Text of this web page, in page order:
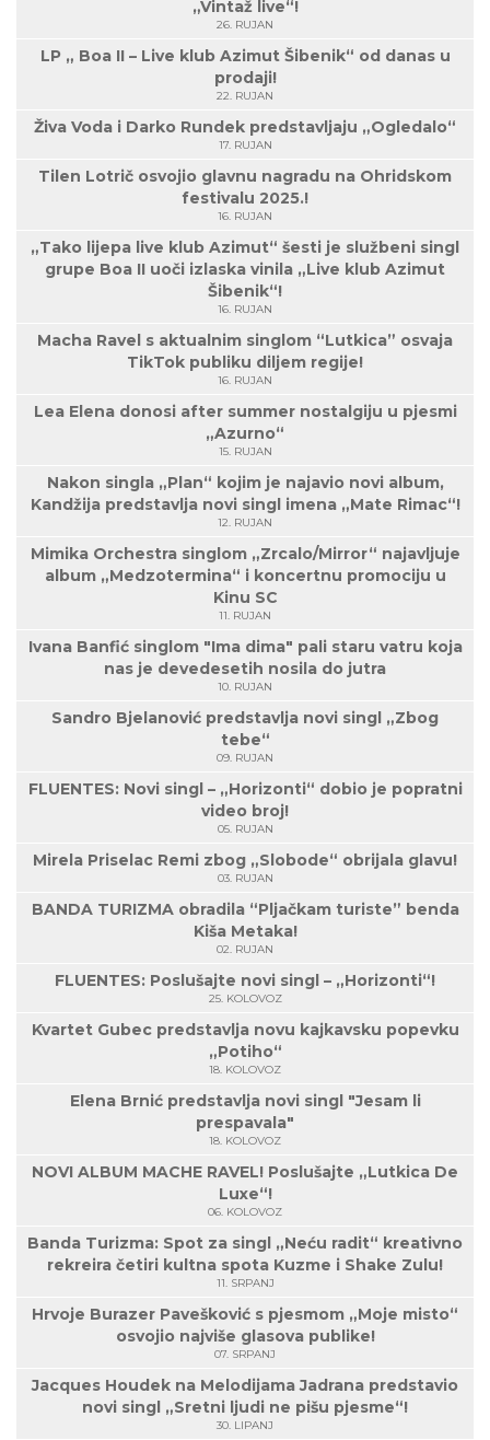
„Vintaž live“!
26. RUJAN
LP „ Boa II – Live klub Azimut Šibenik“ od danas u
prodaji!
22. RUJAN
Živa Voda i Darko Rundek predstavljaju „Ogledalo“
17. RUJAN
Tilen Lotrič osvojio glavnu nagradu na Ohridskom
festivalu 2025.!
16. RUJAN
„Tako lijepa live klub Azimut“ šesti je službeni singl
grupe Boa II uoči izlaska vinila „Live klub Azimut
Šibenik“!
16. RUJAN
Macha Ravel s aktualnim singlom “Lutkica” osvaja
TikTok publiku diljem regije!
16. RUJAN
Lea Elena donosi after summer nostalgiju u pjesmi
„Azurno“
15. RUJAN
Nakon singla „Plan“ kojim je najavio novi album,
Kandžija predstavlja novi singl imena „Mate Rimac“!
12. RUJAN
Mimika Orchestra singlom „Zrcalo/Mirror“ najavljuje
album „Medzotermina“ i koncertnu promociju u
Kinu SC
11. RUJAN
Ivana Banfić singlom "Ima dima" pali staru vatru koja
nas je devedesetih nosila do jutra
10. RUJAN
Sandro Bjelanović predstavlja novi singl „Zbog
tebe“
09. RUJAN
FLUENTES: Novi singl – „Horizonti“ dobio je popratni
video broj!
05. RUJAN
Mirela Priselac Remi zbog „Slobode“ obrijala glavu!
03. RUJAN
BANDA TURIZMA obradila “Pljačkam turiste” benda
Kiša Metaka!
02. RUJAN
FLUENTES: Poslušajte novi singl – „Horizonti“!
25. KOLOVOZ
Kvartet Gubec predstavlja novu kajkavsku popevku
„Potiho“
18. KOLOVOZ
Elena Brnić predstavlja novi singl "Jesam li
prespavala"
18. KOLOVOZ
NOVI ALBUM MACHE RAVEL! Poslušajte „Lutkica De
Luxe“!
06. KOLOVOZ
Banda Turizma: Spot za singl „Neću radit“ kreativno
rekreira četiri kultna spota Kuzme i Shake Zulu!
11. SRPANJ
Hrvoje Burazer Pavešković s pjesmom „Moje misto“
osvojio najviše glasova publike!
07. SRPANJ
Jacques Houdek na Melodijama Jadrana predstavio
novi singl „Sretni ljudi ne pišu pjesme“!
30. LIPANJ